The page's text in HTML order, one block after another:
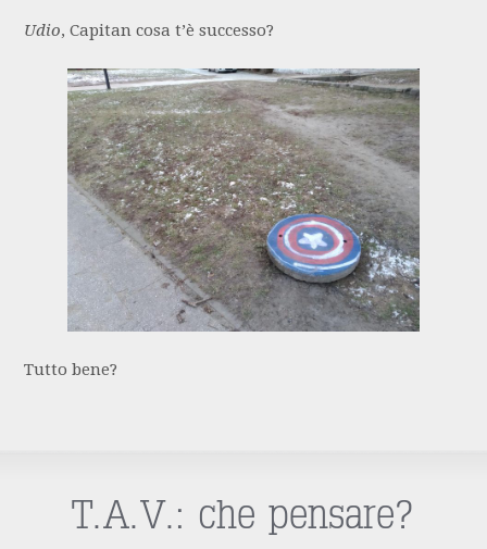
Udio, Capitan cosa t’è successo?
Tutto bene?
T.A.V.: che pensare?